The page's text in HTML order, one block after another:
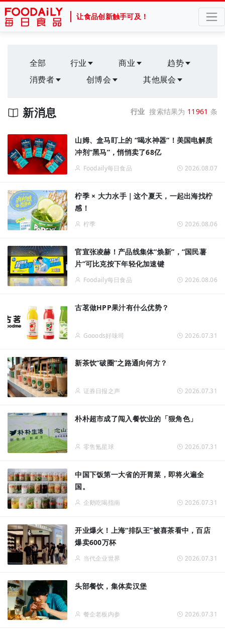
让食品创新触手可及！
全部 行业 商业
趋势
消费者
创博会 其他展会
行业 搜索结果为 11961 条
新消息
山姆、盒马盯上的 “喝水神器”！美国电解质
冲剂“黑马”，悄悄卖了68亿
Foodaily每日食品 2026.08.07
柠季 × 大力水手｜这个夏天，一起出海找柠
感！
柠季 2026.08.06
官宣张凌赫！产品线集体“焕新”，“国民薯
片”可比克按下年轻化加速键
Foodaily每日食品 2026.08.06
古茗做HPP果汁有什么优势？
Gooods好味司 2026.07.31
新茶饮“破圈”之路通向何方？
证券日报之声 2026.07.31
朴朴超市成了闯入餐饮业的「狠角色」
零售氪星球 2026.07.31
中国下饭第一大省的开胃菜，即将火遍全
国。
企鹅吃喝指南 2026.07.31
开业爆火！上海“排队王”被喜茶看中，百店
爆卖600万杯
当代企业世界 2026.07.31
头部餐饮，集体卖汉堡
餐企老板内参 2026.07.31